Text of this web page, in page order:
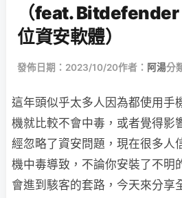
（feat.
位資安軟體）
發佈日期：2023/10/20作者： 阿湯分
這年頭似乎太多人因為都使用手
機就比較不會中毒，或者覺得影
經忽略了資安問題，現在很多人
機中毒導致，不論你安裝了不明
會進到駭客的套路，今天來分